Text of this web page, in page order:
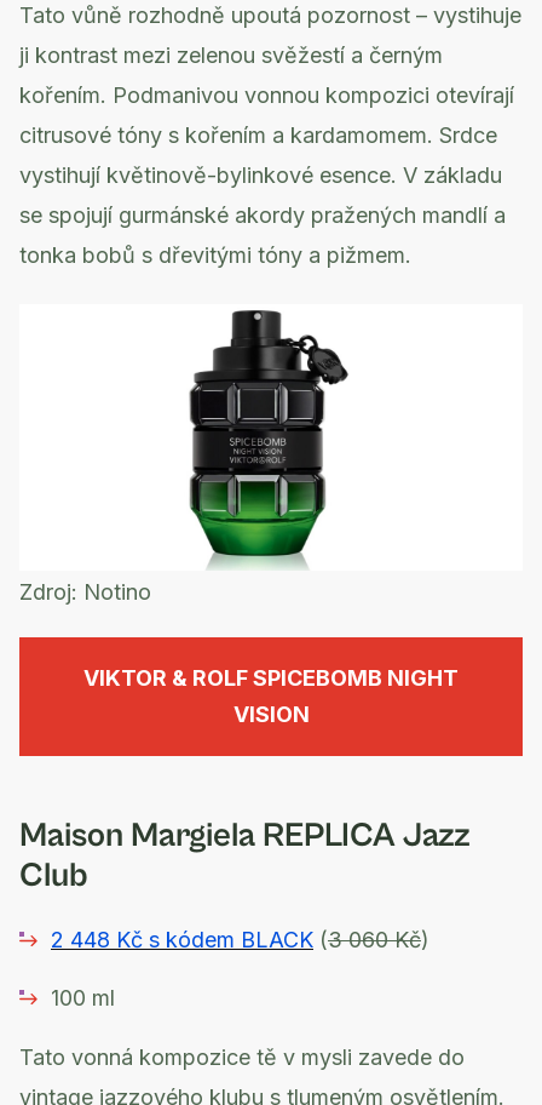
Tato vůně rozhodně upoutá pozornost – vystihuje
ji kontrast mezi zelenou svěžestí a černým
kořením. Podmanivou vonnou kompozici otevírají
citrusové tóny s kořením a kardamomem. Srdce
vystihují květinově-bylinkové esence. V základu
se spojují gurmánské akordy pražených mandlí a
tonka bobů s dřevitými tóny a pižmem.
Zdroj: Notino
VIKTOR & ROLF SPICEBOMB NIGHT
VISION
Maison Margiela REPLICA Jazz
Club
2 448 Kč s kódem BLACK (3 060 Kč)
100 ml
Tato vonná kompozice tě v mysli zavede do
vintage jazzového klubu s tlumeným osvětlením.